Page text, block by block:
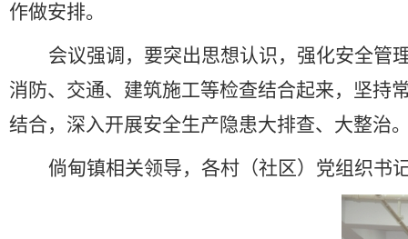
作做安排。
会议强调，要突出思想认识，强化安全管
消防、交通、建筑施工等检查结合起来，坚持
结合，深入开展安全生产隐患大排查、大整治
倘甸镇相关领导，各村（社区）党组织书